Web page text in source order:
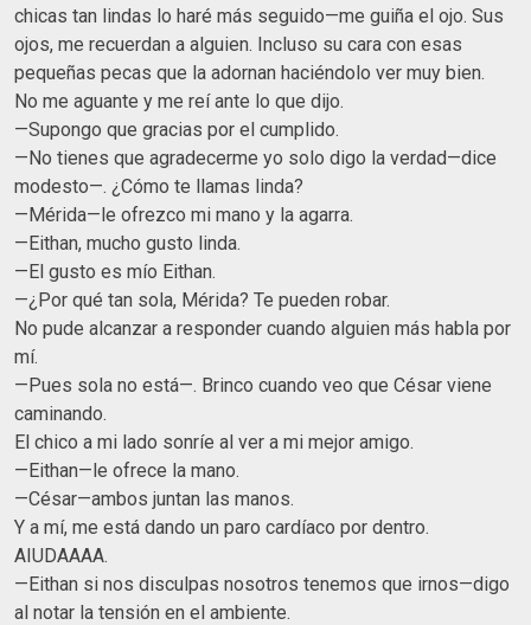
chicas tan lindas lo haré más seguido—me guiña el ojo. Sus
ojos, me recuerdan a alguien. Incluso su cara con esas
pequeñas pecas que la adornan haciéndolo ver muy bien.
No me aguante y me reí ante lo que dijo.
—Supongo que gracias por el cumplido.
—No tienes que agradecerme yo solo digo la verdad—dice
modesto—. ¿Cómo te llamas linda?
—Mérida—le ofrezco mi mano y la agarra.
—Eithan, mucho gusto linda.
—El gusto es mío Eithan.
—¿Por qué tan sola, Mérida? Te pueden robar.
No pude alcanzar a responder cuando alguien más habla por
mí.
—Pues sola no está—. Brinco cuando veo que César viene
caminando.
El chico a mi lado sonríe al ver a mi mejor amigo.
—Eithan—le ofrece la mano.
—César—ambos juntan las manos.
Y a mí, me está dando un paro cardíaco por dentro.
AIUDAAAA.
—Eithan si nos disculpas nosotros tenemos que irnos—digo
al notar la tensión en el ambiente.